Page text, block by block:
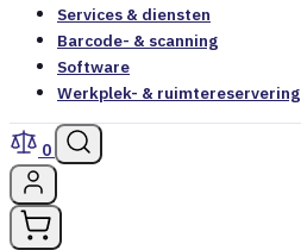
Services & diensten
Barcode- & scanning
Software
Werkplek- & ruimtereservering
0